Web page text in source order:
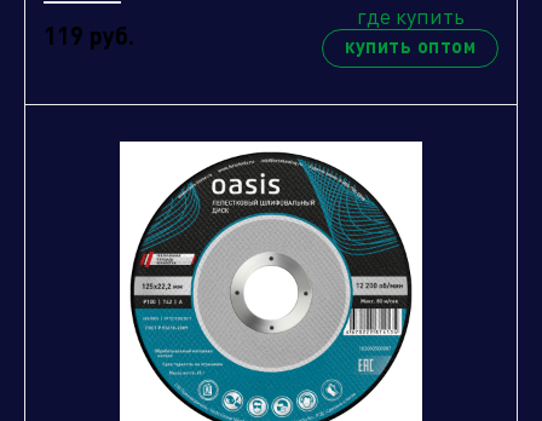
119 руб.
где купить
купить оптом